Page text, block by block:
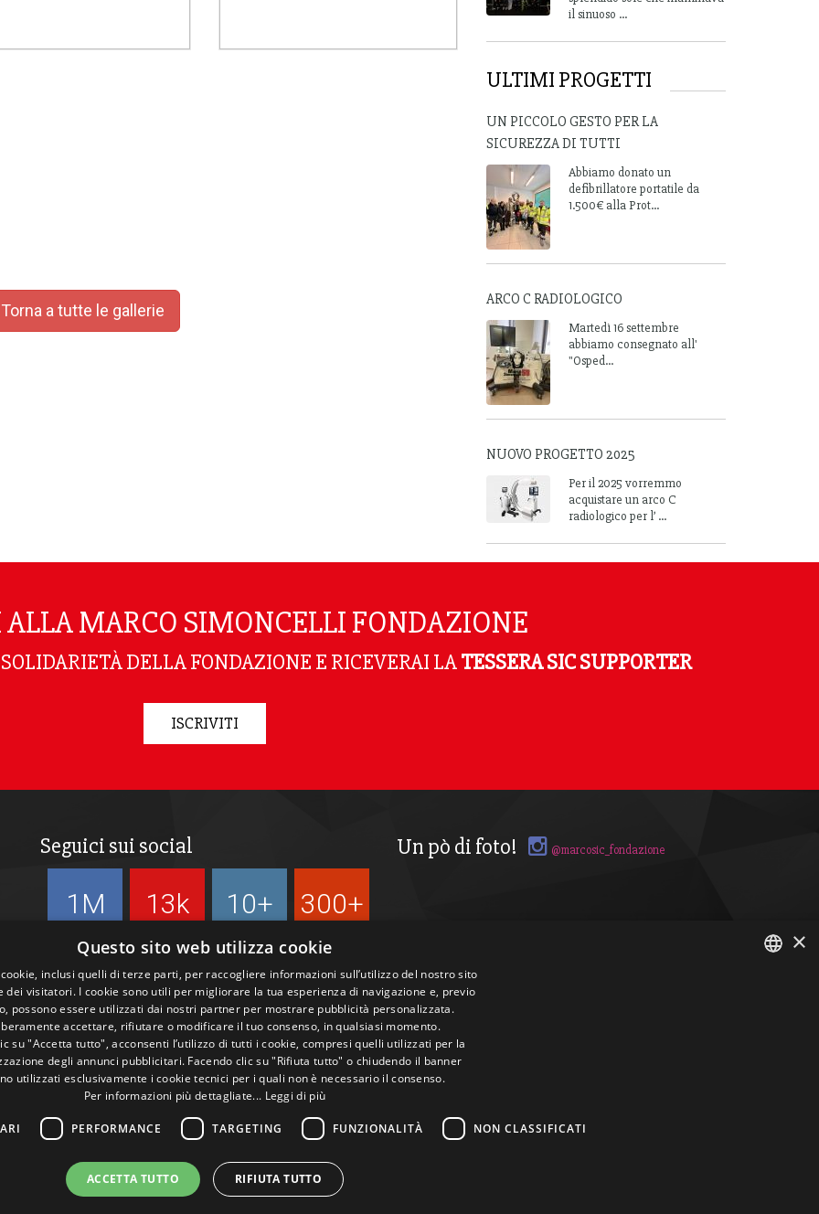
a tutte le gallerie
il sinuoso ...
ULTIMI PROGETTI
UN PICCOLO GESTO PER LA
SICUREZZA DI TUTTI
Abbiamo donato un
defibrillatore portatile da
1.500€ alla Prot...
ARCO C RADIOLOGICO
Martedì 16 settembre
abbiamo consegnato all'
"Osped...
NUOVO PROGETTO 2025
Per il 2025 vorremmo
acquistare un arco C
radiologico per l’ ...
MARCO SIMONCELLI FONDAZIONE
DELLA FONDAZIONE E RICEVERAI LATESSERA SIC SUPPORTER
ISCRIVITI
Seguici sui social
1M 13k 10+ 300+
Un pò di foto! @marcosic_fondazione
×
Questo sito web utilizza cookie
inclusi quelli di terze parti, per raccogliere informazioni sull’utilizzo del nostro sito
dei visitatori. I cookie sono utili per migliorare la tua esperienza di navigazione e, previo
possono essere utilizzati dai nostri partner per mostrare pubblicità personalizzata.
accettare, rifiutare o modificare il tuo consenso, in qualsiasi momento.
su "Accetta tutto", acconsenti l’utilizzo di tutti i cookie, compresi quelli utilizzati per la
degli annunci pubblicitari. Facendo clic su "Rifiuta tutto" o chiudendo il banner
utilizzati esclusivamente i cookie tecnici per i quali non è necessario il consenso.
Per informazioni più dettagliate... Leggi di più
PERFORMANCE TARGETING FUNZIONALITÀ NON CLASSIFICATI
ACCETTA TUTTO RIFIUTA TUTTO